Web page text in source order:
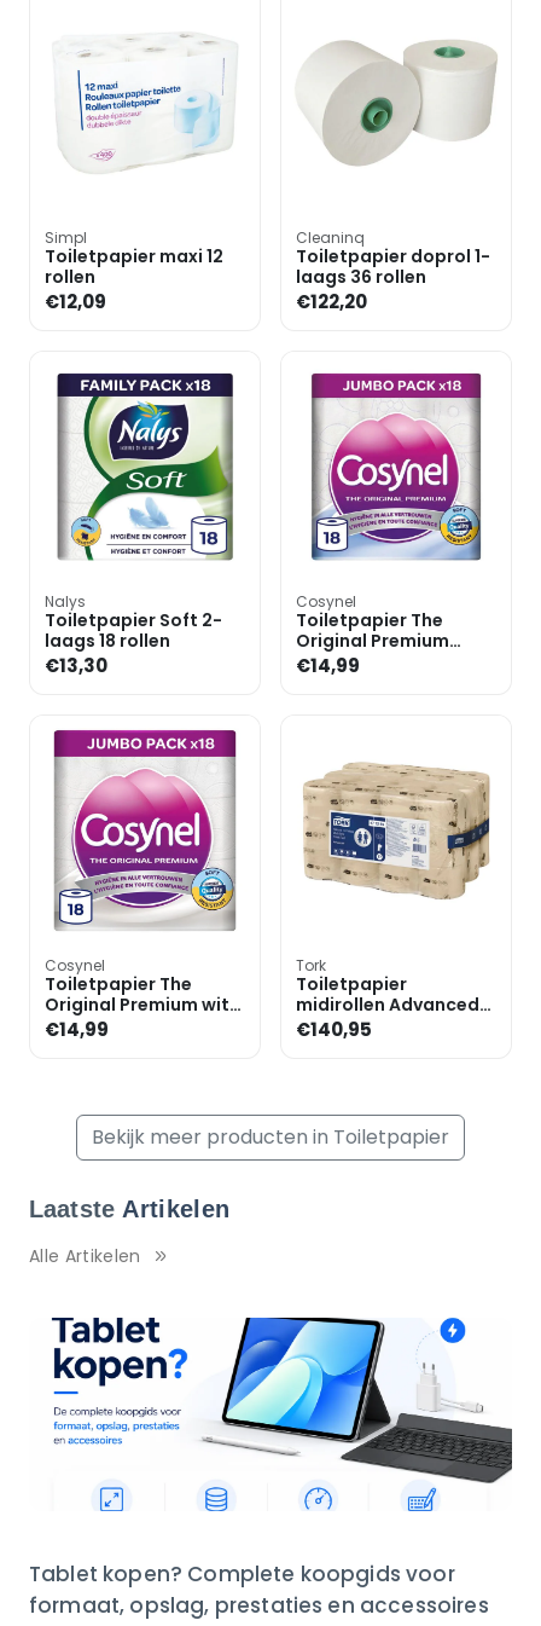
Simpl
Toiletpapier maxi 12
rollen
€12,09
Cleaninq
Toiletpapier doprol 1-
laags 36 rollen
€122,20
Nalys
Toiletpapier Soft 2-
laags 18 rollen
€13,30
Cosynel
Toiletpapier The
Original Premium
blauw, 3-laags, 18
rollen
€14,99
Cosynel
Toiletpapier The
Original Premium wit,
3-laags, 18 rollen
€14,99
Tork
Toiletpapier
midirollen Advanced
kernloos naturel T7 2-
laags 36 rollen (1 pak
€140,95
Bekijk meer producten in Toiletpapier
Laatste Artikelen
Alle Artikelen
Tablet kopen? Complete koopgids voor
formaat, opslag, prestaties en accessoires